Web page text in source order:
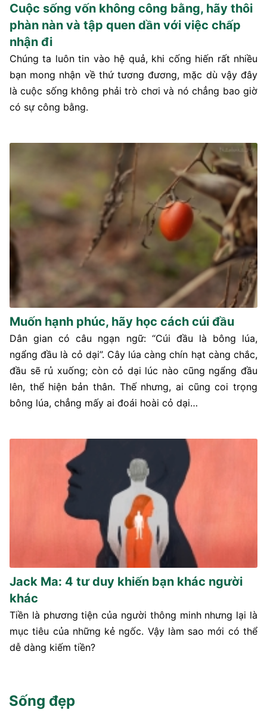
Cuộc sống vốn không công bằng, hãy thôi
phàn nàn và tập quen dần với việc chấp
nhận đi
Chúng ta luôn tin vào hệ quả, khi cống hiến rất nhiều
bạn mong nhận về thứ tương đương, mặc dù vậy đây
là cuộc sống không phải trò chơi và nó chẳng bao giờ
có sự công bằng.
Muốn hạnh phúc, hãy học cách cúi đầu
Dân gian có câu ngạn ngữ: “Cúi đầu là bông lúa,
ngẩng đầu là cỏ dại”. Cây lúa càng chín hạt càng chắc,
đầu sẽ rủ xuống; còn cỏ dại lúc nào cũng ngẩng đầu
lên, thể hiện bản thân. Thế nhưng, ai cũng coi trọng
bông lúa, chẳng mấy ai đoái hoài cỏ dại…
Jack Ma: 4 tư duy khiến bạn khác người
khác
Tiền là phương tiện của người thông minh nhưng lại là
mục tiêu của những kẻ ngốc. Vậy làm sao mới có thể
dễ dàng kiếm tiền?
Sống đẹp